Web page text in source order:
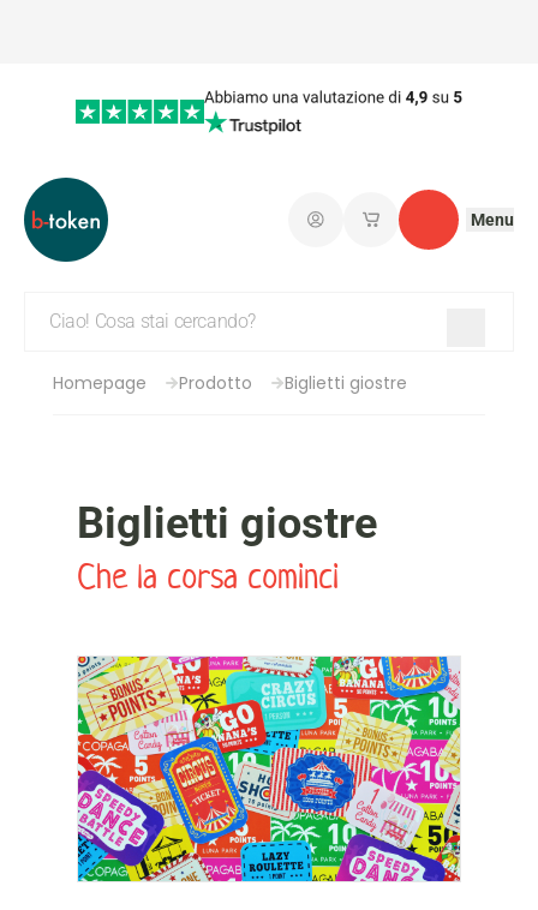
ConnettiI miei carrelli salvati
Contatto
Menu
Homepage Prodotto Biglietti giostre
Biglietti giostre
Che la corsa cominci